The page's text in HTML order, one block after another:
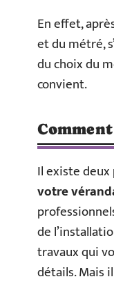
En effet,
et du métré,
du choix du
convient.
Il existe
votre
de
travaux qui
détails. Mais